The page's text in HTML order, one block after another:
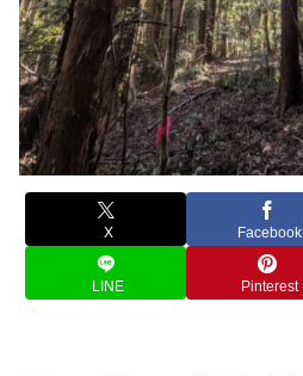
X Facebook
LINE Pinterest